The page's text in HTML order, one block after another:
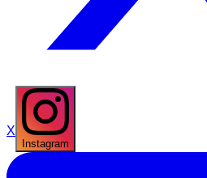
X
Instagram